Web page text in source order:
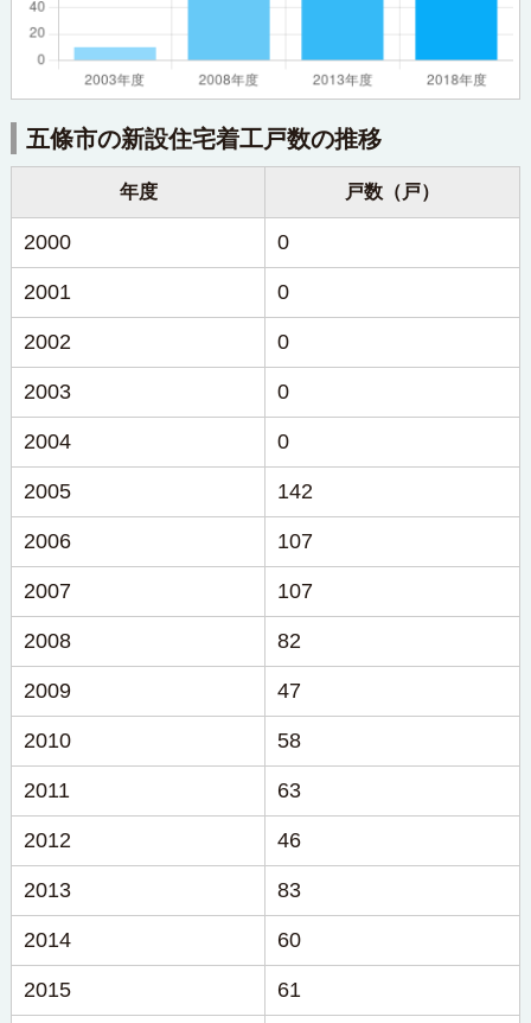
五條市の新設住宅着工戸数の推移
年度 戸数（戸）
2000 0
2001 0
2002 0
2003 0
2004 0
2005 142
2006 107
2007 107
2008 82
2009 47
2010 58
2011 63
2012 46
2013 83
2014 60
2015 61